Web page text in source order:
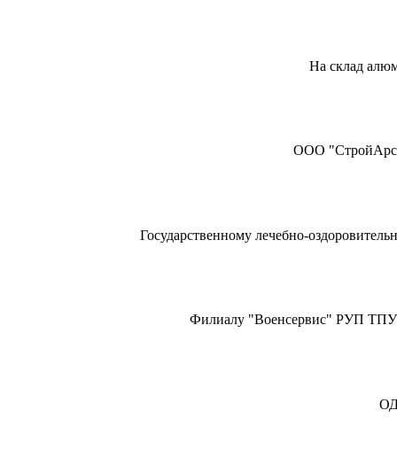
На склад
ООО
Государственному лечебно-
Филиалу "Военсервис" РУП ТПУ